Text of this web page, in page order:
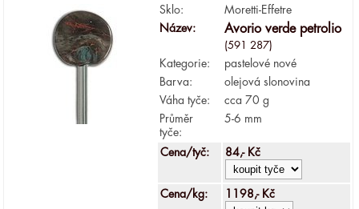
Sklo:
Moretti-Effetre
Název:
Avorio verde petrolio
(591 287)
Kategorie:
pastelové nové
Barva:
olejová slonovina
Váha tyče:
cca 70 g
Průměr
tyče:
5-6 mm
Cena/tyč: 84,- Kč
Cena/kg: 1198,- Kč